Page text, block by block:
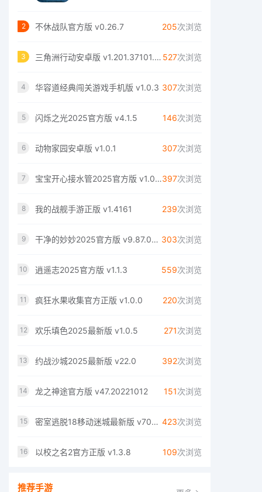
2 不休战队官方版 v0.26.7 205次浏览
3 三角洲行动安卓版 v1.201.37101.35 527次浏览
4 华容道经典闯关游戏手机版 v1.0.3 307次浏览
5 闪烁之光2025官方版 v4.1.5 146次浏览
6 动物家园安卓版 v1.0.1 307次浏览
7 宝宝开心接水管2025官方版 v1.0.0397次浏览
8 我的战舰手游正版 v1.4161 239次浏览
9 干净的妙妙2025官方版 v9.87.00.00 303次浏览
10 逍遥志2025官方版 v1.1.3 559次浏览
11 疯狂水果收集官方正版 v1.0.0 220次浏览
12 欢乐填色2025最新版 v1.0.5 271次浏览
13 约战沙城2025最新版 v22.0 392次浏览
14 龙之神途官方版 v47.20221012 151次浏览
15 密室逃脱18移动迷城最新版 v700.00.05 423次浏览
16 以校之名2官方正版 v1.3.8 109次浏览
推荐手游